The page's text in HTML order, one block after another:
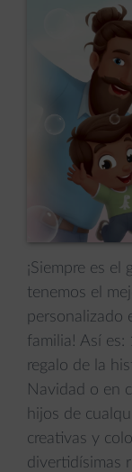
¡Siempre es
tenemos el
personalizado
familia! Así es:
regalo de la
Navidad o en
hijos de
creativas y
divertidísimas